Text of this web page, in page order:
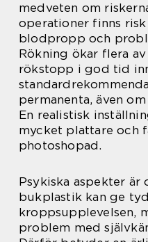
medveten om
operationer finns
blodpropp och
Rökning ökar flera
rökstopp i god tid
permanenta, även
En realistisk
mycket plattare och
photoshopad.
Psykiska aspekter är
bukplastik kan ge
kroppsupplevelsen,
problem med